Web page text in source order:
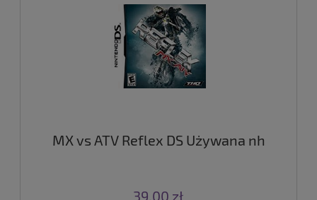
MX vs ATV Reflex DS Używana nh
39,00 zł